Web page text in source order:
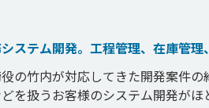
ステム開発。工程管理、在庫管理
の竹内が対応してきた開発案件
を扱うお客様のシステム開発がほ